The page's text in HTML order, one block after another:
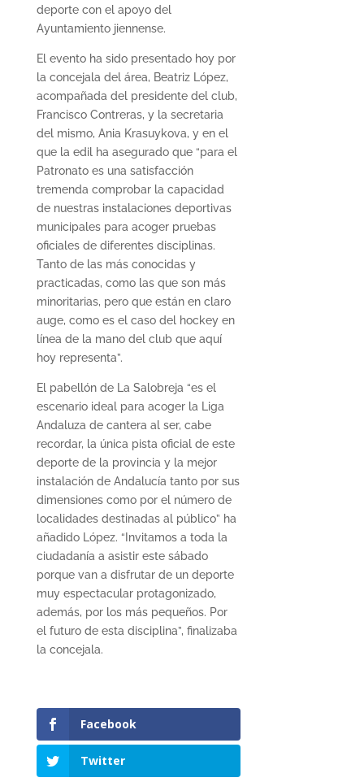
deporte con el apoyo del
Ayuntamiento jiennense.
El evento ha sido presentado hoy por
la concejala del área, Beatriz López,
acompañada del presidente del club,
Francisco Contreras, y la secretaria
del mismo, Ania Krasuykova, y en el
que la edil ha asegurado que “para el
Patronato es una satisfacción
tremenda comprobar la capacidad
de nuestras instalaciones deportivas
municipales para acoger pruebas
oficiales de diferentes disciplinas.
Tanto de las más conocidas y
practicadas, como las que son más
minoritarias, pero que están en claro
auge, como es el caso del hockey en
línea de la mano del club que aquí
hoy representa”.
El pabellón de La Salobreja “es el
escenario ideal para acoger la Liga
Andaluza de cantera al ser, cabe
recordar, la única pista oficial de este
deporte de la provincia y la mejor
instalación de Andalucía tanto por sus
dimensiones como por el número de
localidades destinadas al público” ha
añadido López. “Invitamos a toda la
ciudadanía a asistir este sábado
porque van a disfrutar de un deporte
muy espectacular protagonizado,
además, por los más pequeños. Por
el futuro de esta disciplina”, finalizaba
la concejala.
Facebook
Twitter